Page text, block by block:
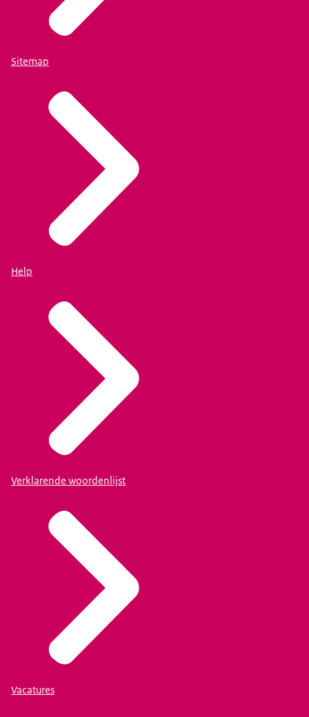
Sitemap
Help
Verklarende woordenlijst
Vacatures